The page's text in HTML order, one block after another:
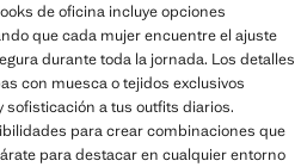
de oficina incluye opciones
que cada mujer encuentre el ajuste
durante toda la jornada. Los detalles
con muesca o tejidos exclusivos
a tus outfits diarios.
para crear combinaciones que
para destacar en cualquier entorno